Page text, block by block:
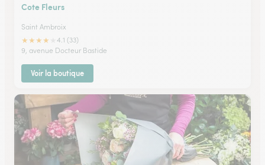
Cote Fleurs
Saint Ambroix
★★★★
4.1 (33)
9, avenue Docteur Bastide
Voir la boutique